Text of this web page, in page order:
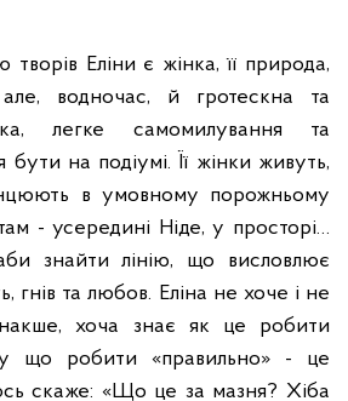
Еліни є жінка, її природа,
але, водночас, й гротескна та
легке самомилування та
на подіумі. Її жінки живуть,
в умовному порожньому
- усередині Ніде, у просторі…
знайти лінію, що висловлює
гнів та любов. Еліна не хоче і не
хоча знає як це робити
що робити «правильно» - це
скаже: «Що це за мазня? Хіба